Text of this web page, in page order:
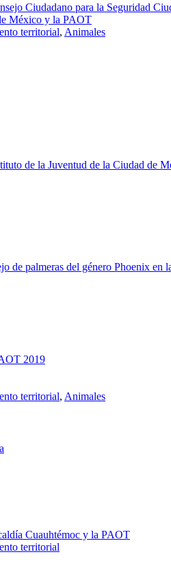
Ciudadano para la Seguridad
México y la PAOT
territorial, Animales
de la Juventud de la Ciudad de
de palmeras del género Phoenix en
2019
territorial, Animales
Cuauhtémoc y la PAOT
territorial